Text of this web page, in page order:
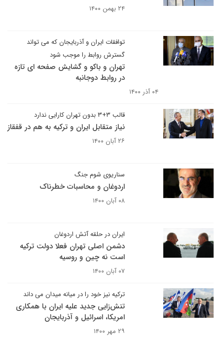
۲۴ بهمن ۱۴۰۰
توافقات ایران و آذربایجان که می تواند
گسترش روابط را موجب شود
تهران و باکو و گشایش صفحه ای تازه
در روابط دوجانبه
۰۴ آذر ۱۴۰۰
قالب ۳+۳ بدون تهران کارایی ندارد
نیاز متقابل ایران و ترکیه به هم در قفقاز
۲۶ آبان ۱۴۰۰
سناریوی شوم جنگ
اردوغان و محاسبات خطرناک
۰۸ آبان ۱۴۰۰
ایران در حلقه آتش اردوغان
دشمن اصلی تهران فعلا دولت ترکیه
است نه چین و روسیه
۰۷ آبان ۱۴۰۰
ترکیه نیز خود را در میانه میدان می داند
تنش‌زایی جدید علیه ایران با همکاری
امریکا، اسرائیل و آذربایجان
۲۹ مهر ۱۴۰۰